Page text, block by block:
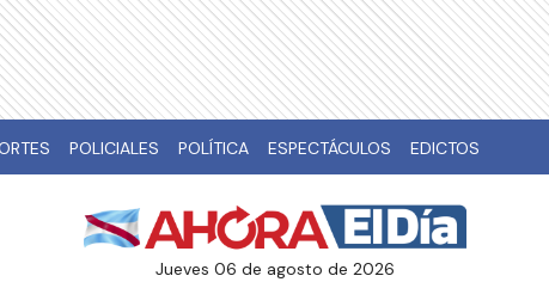
POLICIALES POLÍTICA ESPECTÁCULOS EDICTOS
jueves 06 de agosto de 2026